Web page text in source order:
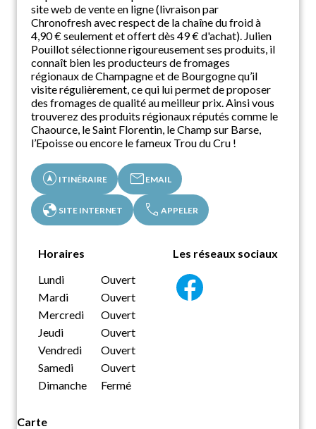
site web de vente en ligne (livraison par
Chronofresh avec respect de la chaîne du froid à
4,90 € seulement et offert dès 49 € d'achat). Julien
Pouillot sélectionne rigoureusement ses produits, il
connaît bien les producteurs de fromages
régionaux de Champagne et de Bourgogne qu’il
visite régulièrement, ce qui lui permet de proposer
des fromages de qualité au meilleur prix. Ainsi vous
trouverez des produits régionaux réputés comme le
Chaource, le Saint Florentin, le Champ sur Barse,
l’Epoisse ou encore le fameux Trou du Cru !
assistant_navigation ITINÉRAIRE mail EMAIL
globe SITE INTERNET call APPELER
Horaires
Lundi
Ouvert
Mardi
Ouvert
Mercredi
Ouvert
Jeudi
Ouvert
Vendredi
Ouvert
Samedi
Ouvert
Dimanche
Fermé
Les réseaux sociaux
Carte